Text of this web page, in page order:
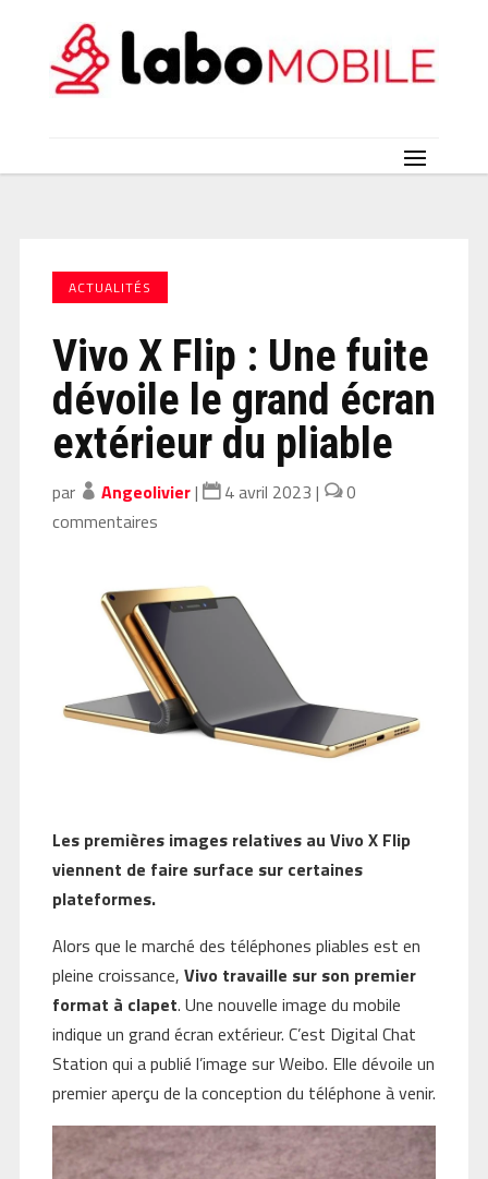
ACTUALITÉS
Vivo X Flip : Une fuite
dévoile le grand écran
extérieur du pliable
par Angeolivier| 4 avril 2023 |
0
commentaires
Les premières images relatives au Vivo X Flip
viennent de faire surface sur certaines
plateformes.
Alors que le marché des téléphones pliables est en
pleine croissance, Vivo travaille sur son premier
format à clapet. Une nouvelle image du mobile
indique un grand écran extérieur. C’est Digital Chat
Station qui a publié l’image sur Weibo. Elle dévoile un
premier aperçu de la conception du téléphone à venir.